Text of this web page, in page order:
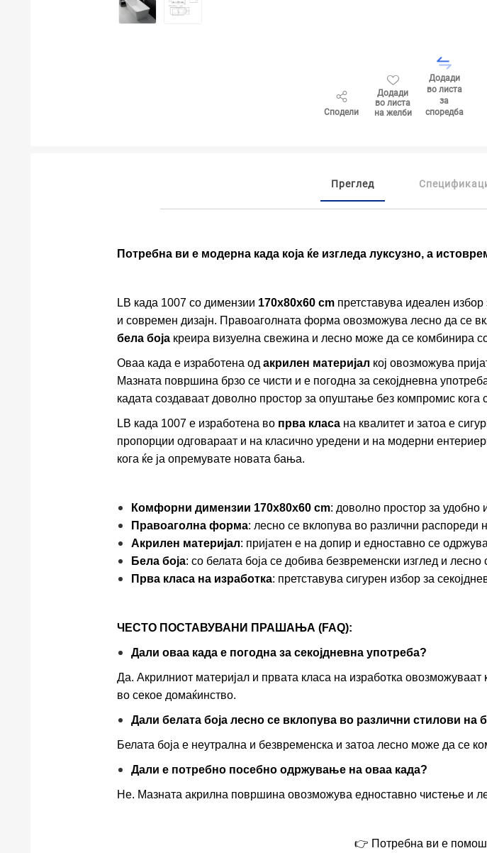
МАТЕРИЈАЛИ ЗА ВГРАДУВАЊЕ НА КЕРАМИКА
Сподели
Додади
во листа
на желби
Додади
во листа
за
споредба
Преглед
Потребна ви е модерна када која ќе изгледа луксузно, а
LB када 1007 со димензии 170x80x60 cmпретставува идеален
и современ дизајн. Правоаголната форма овозможува лесно да се
бела бојакреира визуелна свежина и лесно може да се комбинира
Оваа када е изработена од акрилен материјал кој овозможува
Мазната површина брзо се чисти и е погодна за секојдневна
кадата создаваат доволно простор за опуштање без компромис кога
LB када 1007 е изработена во прва класана квалитет и затоа е
пропорции одговараат и на класично уредени и на модерни
кога ќе ја опремувате новата бања.
Комфорни димензии 170x80x60 cm: доволно простор за удобно
Правоаголна форма: лесно се вклопува во различни распореди
Акрилен материјал: пријатен е на допир и едноставно се одржува
Бела боја: со белата боја се добива безвременски изглед и
Прва класа на изработка: претставува сигурен избор за
ЧЕСТО ПОСТАВУВАНИ ПРАШАЊА (FAQ):
Дали оваа када е погодна за секојдневна употреба?
Да. Акрилниот материјал и првата класа на изработка
во секое домаќинство.
Дали белата боја лесно се вклопува во различни стилови на
Белата боја е неутрална и безвременска и затоа лесно може да се
Дали е потребно посебно одржување на оваа када?
Не. Мазната акрилна површина овозможува едноставно чистење и
👉 Потребна ви е помош